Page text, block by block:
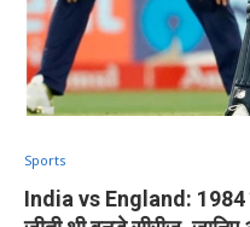
Sports
India vs England: 1984